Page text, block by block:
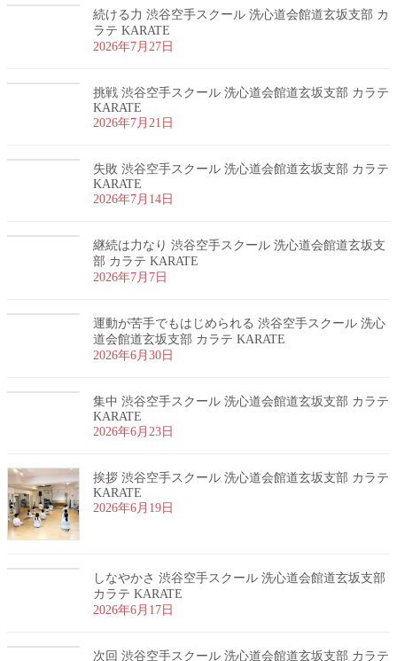
続ける力 渋谷空手スクール 洗心道会館道玄坂支部 カ
ラテ KARATE
2026年7月27日
挑戦 渋谷空手スクール 洗心道会館道玄坂支部 カラテ
KARATE
2026年7月21日
失敗 渋谷空手スクール 洗心道会館道玄坂支部 カラテ
KARATE
2026年7月14日
継続は力なり 渋谷空手スクール 洗心道会館道玄坂支
部 カラテ KARATE
2026年7月7日
運動が苦手でもはじめられる 渋谷空手スクール 洗心
道会館道玄坂支部 カラテ KARATE
2026年6月30日
集中 渋谷空手スクール 洗心道会館道玄坂支部 カラテ
KARATE
2026年6月23日
挨拶 渋谷空手スクール 洗心道会館道玄坂支部 カラテ
KARATE
2026年6月19日
しなやかさ 渋谷空手スクール 洗心道会館道玄坂支部
カラテ KARATE
2026年6月17日
次回 渋谷空手スクール 洗心道会館道玄坂支部 カラテ